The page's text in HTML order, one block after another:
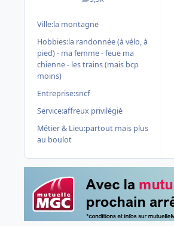
Ville:la montagne
Hobbies:la randonnée (à vélo, à
pied) - ma femme - feue ma
chienne - les trains (mais bcp
moins)
Entreprise:sncf
Service:affreux privilégié
Métier & Lieu:partout mais plus
au boulot